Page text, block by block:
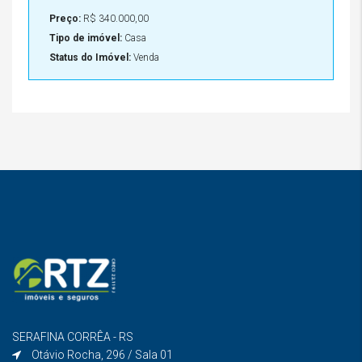
Preço: R$ 340.000,00
Tipo de imóvel: Casa
Status do Imóvel: Venda
SERAFINA CORRÊA - RS
Otávio Rocha, 296 / Sala 01